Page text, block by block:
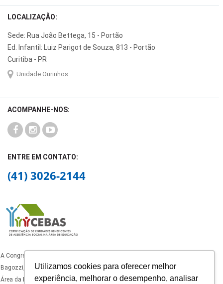
Utilizamos cookies para oferecer melhor
experiência, melhorar o desempenho, analisar
LOCALIZAÇÃO:
Sede: Rua João Bettega, 15 - Portão
Ed. Infantil: Luiz Parigot de Souza, 813 - Portão
Curitiba - PR
Unidade Ourinhos
ACOMPANHE-NOS:
ENTRE EM CONTATO:
(41) 3026-2144
A Congregação dos Oblatos de São José, mantenedora do Colégio Padre João
Bagozzi, está certificado como Entidade Beneficente de Assistência Social na
Área da Educação, com certificado ativo nos termos da legislação vigente.